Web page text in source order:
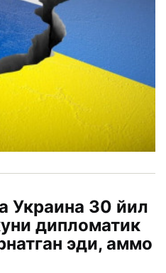
Украина 30 йил
дипломатик
эди, аммо